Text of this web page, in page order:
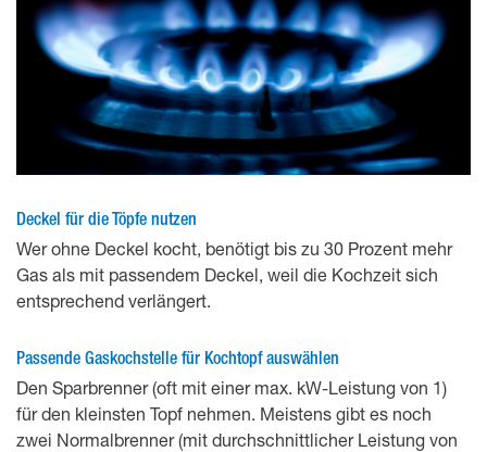
Deckel für die Töpfe nutzen
Wer ohne Deckel kocht, benötigt bis zu 30 Prozent mehr
Gas als mit passendem Deckel, weil die Kochzeit sich
entsprechend verlängert.
Passende Gaskochstelle für Kochtopf auswählen
Den Sparbrenner (oft mit einer max. kW-Leistung von 1)
für den kleinsten Topf nehmen. Meistens gibt es noch
zwei Normalbrenner (mit durchschnittlicher Leistung von